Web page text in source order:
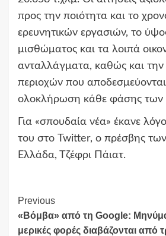
προς την ποιότητα και το
ερευνητικών εργασιών, το
μισθώματος και τα λοιπά
ανταλλάγματα, καθώς και
περιοχών που
ολοκλήρωση κάθε φάσης των
Για «σπουδαία νέα» έκανε
του στο Twitter, ο πρέσβης
Ελλάδα, Τζέφρι Πάιατ.
Continue
Reading
Previous
«Βόμβα» από τη Google:
μερικές φορές διαβάζονται από